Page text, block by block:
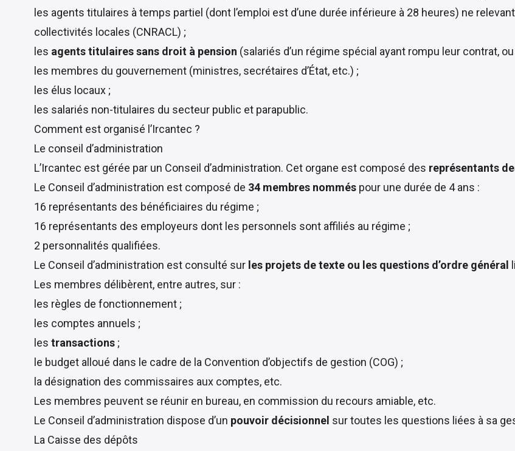
les agents titulaires à temps partiel (dont l’emploi est d’une durée inférieure à 28 heures) ne
collectivités locales (CNRACL) ;
les agents titulaires sans droit à pension (salariés d’un régime spécial ayant rompu leur contrat,
les membres du gouvernement (ministres, secrétaires d’État, etc.) ;
les élus locaux ;
les salariés non-titulaires du secteur public et parapublic.
Comment est organisé l’Ircantec ?
Le conseil d’administration
L’Ircantec est gérée par un Conseil d’administration. Cet organe est composé des représentants
Le Conseil d’administration est composé de 34 membres nommés pour une durée de 4 ans :
16 représentants des bénéficiaires du régime ;
16 représentants des employeurs dont les personnels sont affiliés au régime ;
2 personnalités qualifiées.
Le Conseil d’administration est consulté sur les projets de texte ou les questions d’ordre général
Les membres délibèrent, entre autres, sur :
les règles de fonctionnement ;
les comptes annuels ;
les transactions ;
le budget alloué dans le cadre de la Convention d’objectifs de gestion (COG) ;
la désignation des commissaires aux comptes, etc.
Les membres peuvent se réunir en bureau, en commission du recours amiable, etc.
Le Conseil d’administration dispose d’un pouvoir décisionnel sur toutes les questions liées à sa
La Caisse des dépôts